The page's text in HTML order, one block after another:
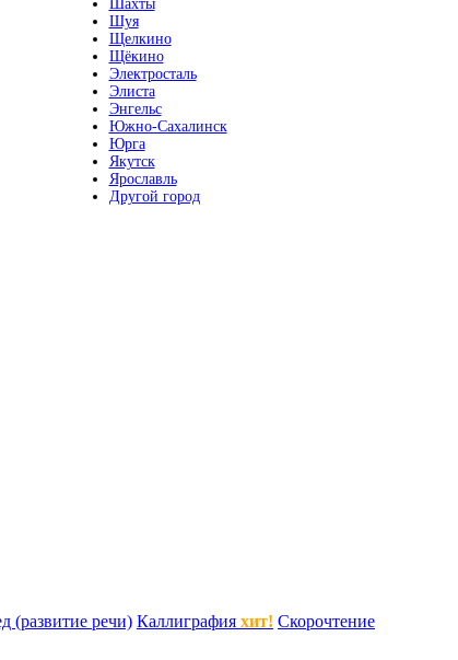
Шахты
Шуя
Щелкино
Щёкино
Электросталь
Элиста
Энгельс
Южно-Сахалинск
Юрга
Якутск
Ярославль
Другой город
(развитие речи) Каллиграфия хит! Скорочтение